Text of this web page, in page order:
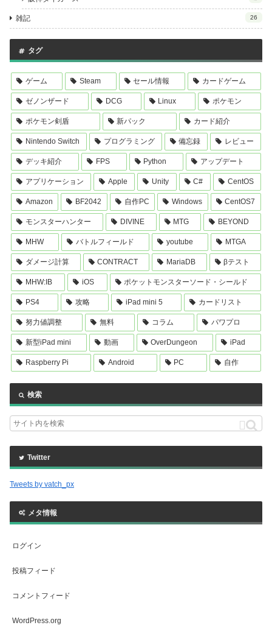
雑記 26
タグ
ゲーム Steam セール情報 カードゲーム
ゼノンザード DCG Linux ポケモン
ポケモン剣盾 新パック カード紹介
Nintendo Switch プログラミング 備忘録 レビュー
デッキ紹介 FPS Python アップデート
アプリケーション Apple Unity C# CentOS
Amazon BF2042 自作PC Windows CentOS7
モンスターハンター DIVINE MTG BEYOND
MHW バトルフィールド youtube MTGA
ダメージ計算 CONTRACT MariaDB βテスト
MHW:IB iOS ポケットモンスターソード・シールド
PS4 攻略 iPad mini 5 カードリスト
努力値調整 無料 コラム パワプロ
新型iPad mini 動画 OverDungeon iPad
Raspberry Pi Android PC 自作
検索
Twitter
Tweets by vatch_px
メタ情報
ログイン
投稿フィード
コメントフィード
WordPress.org